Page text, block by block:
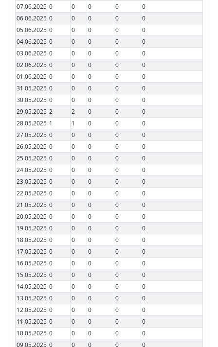
07.06.2025 0 0 0 0
0
06.06.2025 0 0 0 0
0
05.06.2025 0 0 0 0
0
04.06.2025 0 0 0 0
0
03.06.2025 0 0 0 0
0
02.06.2025 0 0 0 0
0
01.06.2025 0 0 0 0
0
31.05.2025 0 0 0 0
0
30.05.2025 0 0 0 0
0
29.05.2025 2 2 0 0
0
28.05.2025 1 1 0 0
0
27.05.2025 0 0 0 0
0
26.05.2025 0 0 0 0
0
25.05.2025 0 0 0 0
0
24.05.2025 0 0 0 0
0
23.05.2025 0 0 0 0
0
22.05.2025 0 0 0 0
0
21.05.2025 0 0 0 0
0
20.05.2025 0 0 0 0
0
19.05.2025 0 0 0 0
0
18.05.2025 0 0 0 0
0
17.05.2025 0 0 0 0
0
16.05.2025 0 0 0 0
0
15.05.2025 0 0 0 0
0
14.05.2025 0 0 0 0
0
13.05.2025 0 0 0 0
0
12.05.2025 0 0 0 0
0
11.05.2025 0 0 0 0
0
10.05.2025 0 0 0 0
0
09.05.2025 0 0 0 0
0